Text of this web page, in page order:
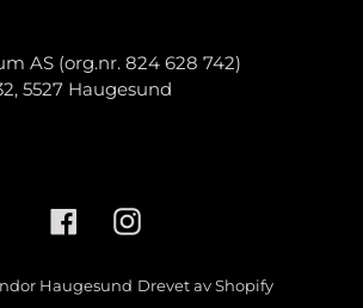
AS (org.nr. 824 628 742)
5527 Haugesund
FacebookInstagram
Haugesund Drevet av Shopify